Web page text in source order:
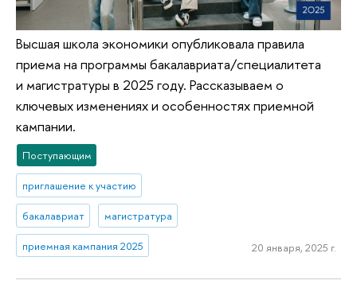
Высшая школа экономики опубликовала правила
приема на программы бакалавриата/специалитета
и магистратуры в 2025 году. Рассказываем о
ключевых изменениях и особенностях приемной
кампании.
Поступающим
приглашение к участию
бакалавриат магистратура
приемная кампания 2025 20 января, 2025 г.